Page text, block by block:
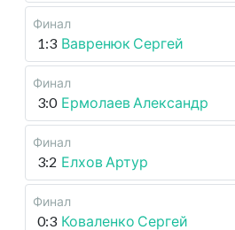
Финал
1:3 Вавренюк Сергей
Финал
3:0 Ермолаев Александр
Финал
3:2 Елхов Артур
Финал
0:3 Коваленко Сергей